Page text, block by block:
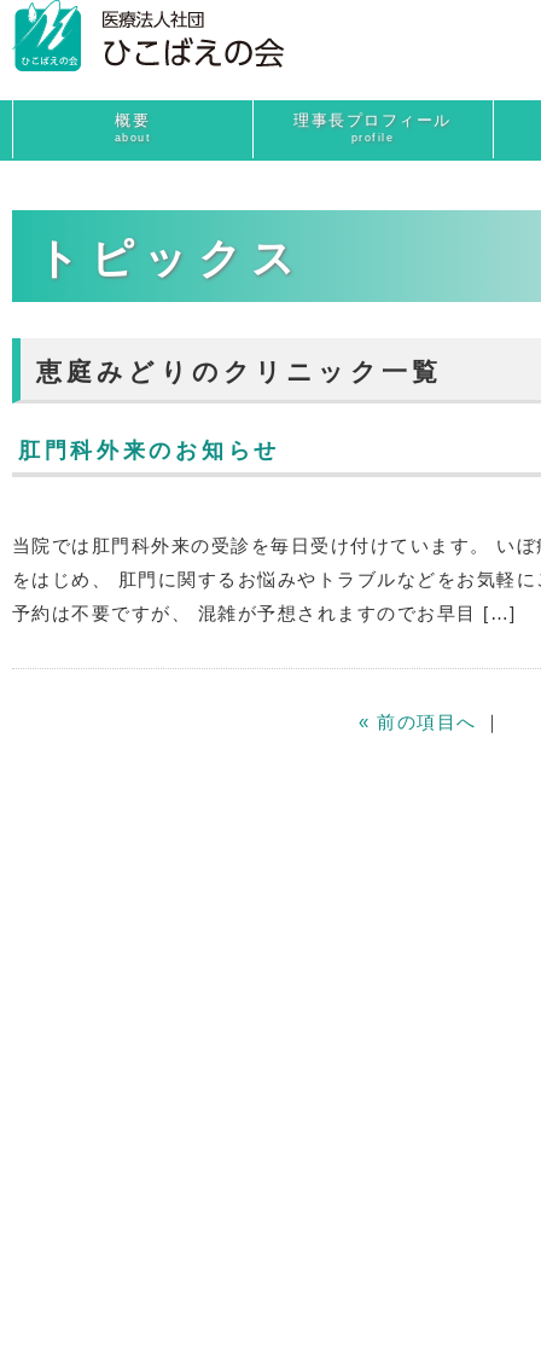
概要
about
理事長プロフィール
profile
トピックス
恵庭みどりのクリニック一覧
肛門科外来のお知らせ
当院では肛門科外来の受診を毎日受け付けています。 い
をはじめ、 肛門に関するお悩みやトラブルなどをお気軽
予約は不要ですが、 混雑が予想されますのでお早目 […]
« 前の項目へ ｜